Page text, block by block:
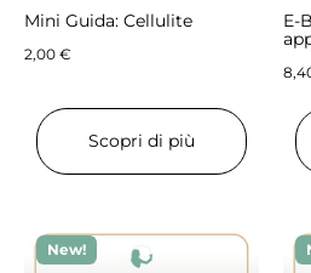
Mini Guida: Cellulite
2,00 €
Scopri di più
E-
New!